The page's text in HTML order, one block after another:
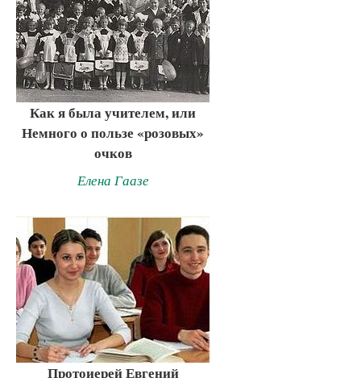
Как я была учителем, или
Немного о пользе «розовых»
очков
Елена Гаазе
Протоиерей Евгений